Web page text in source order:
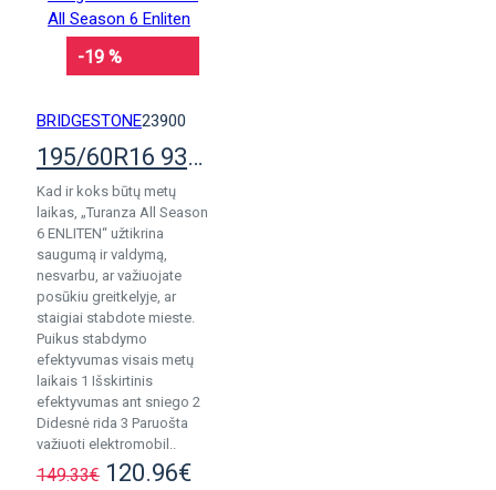
-19 %
BRIDGESTONE23900
195/60R16 93V Bridgestone Turanza All Season 6 Enliten
Kad ir koks būtų metų
laikas, „Turanza All Season
6 ENLITEN“ užtikrina
saugumą ir valdymą,
nesvarbu, ar važiuojate
posūkiu greitkelyje, ar
staigiai stabdote mieste.
Puikus stabdymo
efektyvumas visais metų
laikais 1 Išskirtinis
efektyvumas ant sniego 2
Didesnė rida 3 Paruošta
važiuoti elektromobil..
149.33€ 120.96€